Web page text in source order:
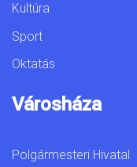
Kultúra
Sport
Oktatás
Városháza
Polgármesteri Hivatal